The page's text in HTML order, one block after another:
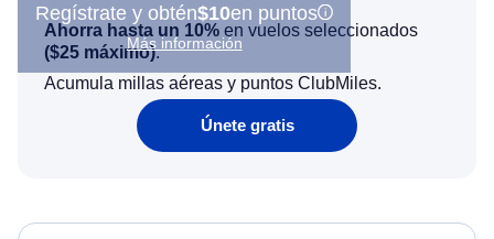
Regístrate y obtén$10en puntos
Más información
Ahorra hasta un 10% en vuelos seleccionados
($25 máximo).
Acumula millas aéreas y puntos ClubMiles.
Únete gratis